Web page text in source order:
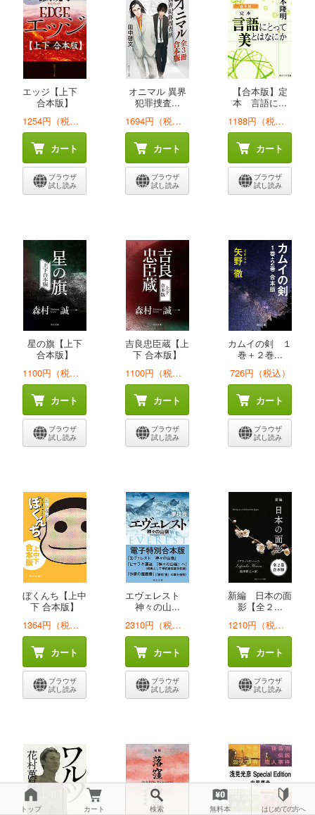
エッジ【上下
合本版】
1254円（税込）
カート
ブラウザ
試し読み
オニマル 異界
犯罪捜査...
1694円（税込）
カート
ブラウザ
試し読み
【合本版】定
本 言語に...
1188円（税込）
カート
ブラウザ
試し読み
星の旗【上下
合本版】
1100円（税込）
カート
ブラウザ
試し読み
吉良忠臣蔵【上
下 合本版】
1100円（税込）
カート
ブラウザ
試し読み
カムイの剣 １
巻＋２巻...
726円（税込）
カート
ブラウザ
試し読み
ぼくんち【上中
下 合本版】
1364円（税込）
カート
ブラウザ
試し読み
エヴェレスト
神々の山...
2310円（税込）
カート
ブラウザ
試し読み
新編 日本の面
影【全２...
1210円（税込）
カート
ブラウザ
試し読み
トップ カート 検索 無料本 はじめての方へ